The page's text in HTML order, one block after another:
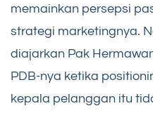
memainkan persepsi
strategi marketingnya.
diajarkan Pak
PDB-nya ketika
kepala pelanggan itu